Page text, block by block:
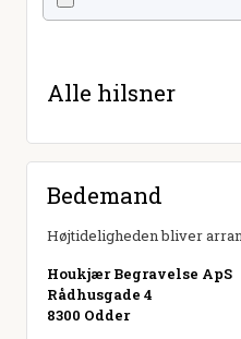
Alle hilsner
Bedemand
Højtideligheden bliver
Houkjær Begravelse ApS
Rådhusgade 4
8300 Odder